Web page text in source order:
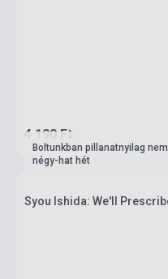
4 190 Ft
Boltunkban pillanatnyilag
négy-hat hét
Syou Ishida: We'll